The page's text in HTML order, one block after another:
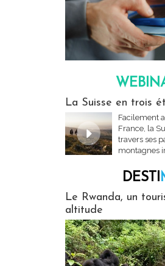
La Suisse en trois
Facilement
France, la
travers ses
montagnes
DESTI
Le Rwanda, un
altitude